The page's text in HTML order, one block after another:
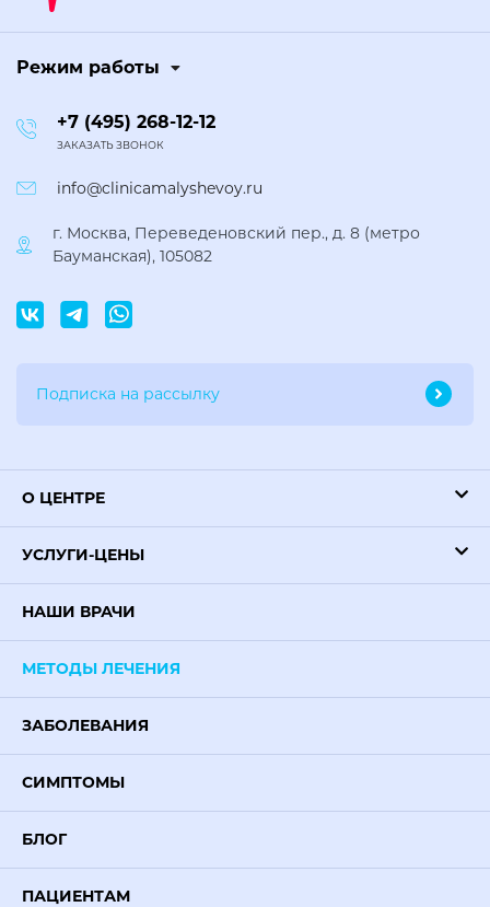
Режим работы
+7 (495) 268-12-12
ЗАКАЗАТЬ ЗВОНОК
info@clinicamalyshevoy.ru
г. Москва, Переведеновский пер., д. 8 (метро
Бауманская), 105082
О ЦЕНТРЕ
УСЛУГИ-ЦЕНЫ
НАШИ ВРАЧИ
МЕТОДЫ ЛЕЧЕНИЯ
ЗАБОЛЕВАНИЯ
СИМПТОМЫ
БЛОГ
ПАЦИЕНТАМ